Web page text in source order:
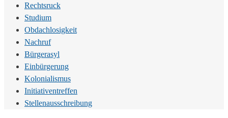
Rechtsruck
Studium
Obdachlosigkeit
Nachruf
Bürgerasyl
Einbürgerung
Kolonialismus
Initiativentreffen
Stellenausschreibung